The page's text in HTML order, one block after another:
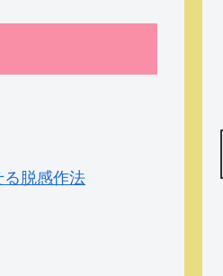
脱感作法